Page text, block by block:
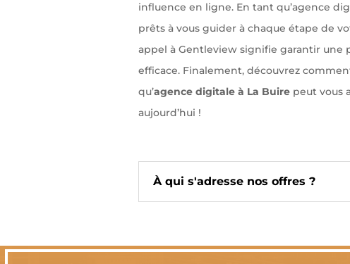
influence en ligne. En tant qu’agence
prêts à vous guider à chaque étape de
appel à Gentleview signifie garantir une
efficace. Finalement, découvrez
qu’agence digitale à La Buirepeut vous
aujourd’hui !
À qui s'adresse nos offres ?